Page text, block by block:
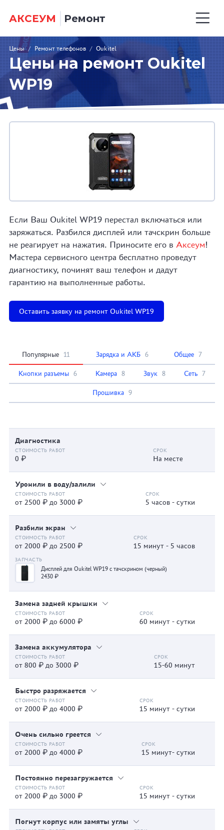
АКСЕУМ Ремонт
Цены / Ремонт телефонов / Oukitel
Цены на ремонт Oukitel
WP19
Если Ваш Oukitel WP19 перестал включаться или
заряжаться. Разбился дисплей или тачскрин больше
не реагирует на нажатия. Приносите его в Аксеум!
Мастера сервисного центра бесплатно проведут
диагностику, починят ваш телефон и дадут
гарантию на выполненные работы.
Оставить заявку на ремонт Oukitel WP19
Популярные 11 Зарядка и АКБ 6 Общее 7
Кнопки разъемы 6 Камера 8 Звук 8 Сеть 7
Прошивка 9
Диагностика
0 ₽ На месте
Уронили в воду/залили
от 2500 ₽ до 3000 ₽ 5 часов - сутки
Разбили экран
от 2000 ₽ до 2500 ₽ 15 минут - 5 часов
Дисплей для Oukitel WP19 с тачскрином (черный)
2430 ₽
Замена задней крышки
от 2000 ₽ до 6000 ₽ 60 минут - сутки
Замена аккумулятора
от 800 ₽ до 3000 ₽ 15-60 минут
Быстро разряжается
от 2000 ₽ до 4000 ₽ 15 минут - сутки
Очень сильно греется
от 2000 ₽ до 4000 ₽ 15 минут- сутки
Постоянно перезагружается
от 2000 ₽ до 3000 ₽ 15 минут - сутки
Погнут корпус или замяты углы